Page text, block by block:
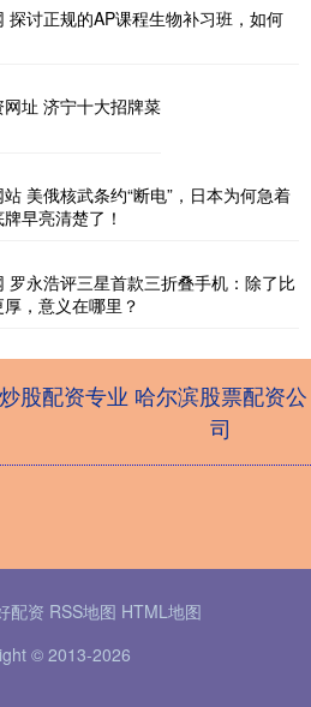
探讨正规的AP课程生物补习班，如何
址 济宁十大招牌菜
美俄核武条约“断电”，日本为何急着
早亮清楚了！
罗永浩评三星首款三折叠手机：除了比
，意义在哪里？
股配资专业 哈尔滨股票配资公
司
配资 RSS地图 HTML地图
© 2013-2026